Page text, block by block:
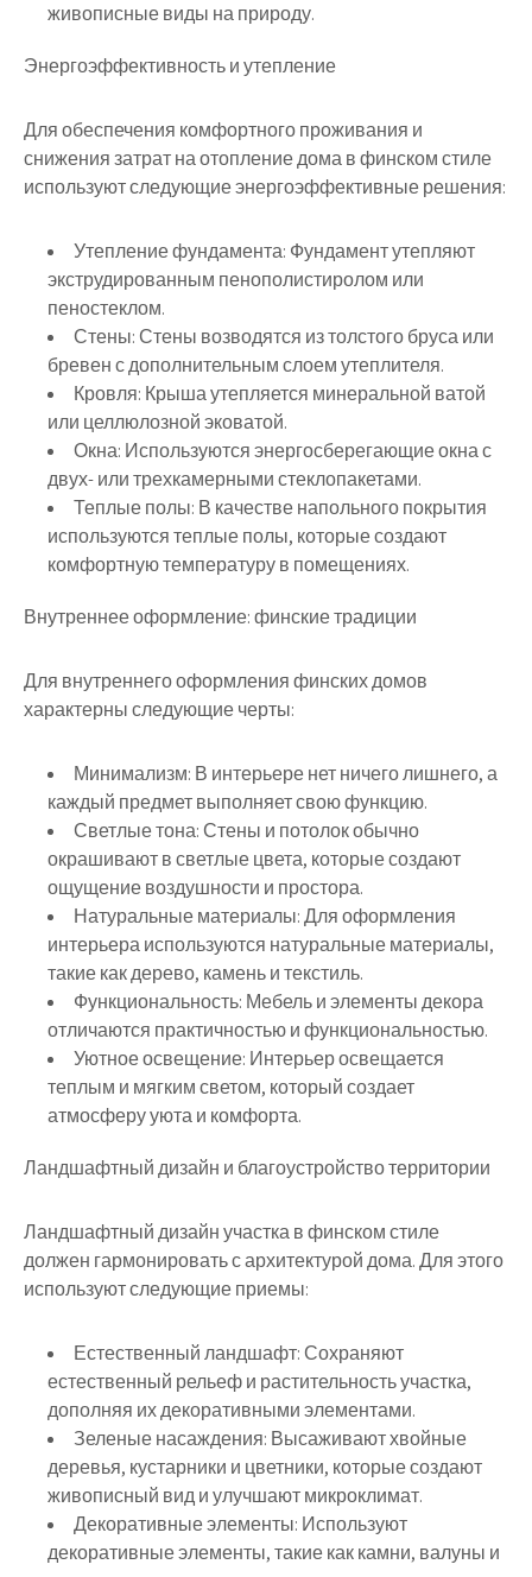
живописные виды на природу.
Энергоэффективность и утепление
Для обеспечения комфортного проживания и
снижения затрат на отопление дома в финском стиле
используют следующие энергоэффективные решения:
Утепление фундамента: Фундамент утепляют
экструдированным пенополистиролом или
пеностеклом.
Стены:Стены возводятся из толстого бруса или
бревен с дополнительным слоем утеплителя.
Кровля: Крыша утепляется минеральной ватой
или целлюлозной эковатой.
Окна: Используются энергосберегающие окна с
двух- или трехкамерными стеклопакетами.
Теплые полы: В качестве напольного покрытия
используются теплые полы, которые создают
комфортную температуру в помещениях.
Внутреннее оформление: финские традиции
Для внутреннего оформления финских домов
характерны следующие черты:
Минимализм: В интерьере нет ничего лишнего, а
каждый предмет выполняет свою функцию.
Светлые тона:Стены и потолок обычно
окрашивают в светлые цвета, которые создают
ощущение воздушности и простора.
Натуральные материалы:Для оформления
интерьера используются натуральные материалы,
такие как дерево, камень и текстиль.
Функциональность: Мебель и элементы декора
отличаются практичностью и функциональностью.
Уютное освещение: Интерьер освещается
теплым и мягким светом, который создает
атмосферу уюта и комфорта.
Ландшафтный дизайн и благоустройство территории
Ландшафтный дизайн участка в финском стиле
должен гармонировать с архитектурой дома. Для этого
используют следующие приемы:
Естественный ландшафт:Сохраняют
естественный рельеф и растительность участка,
дополняя их декоративными элементами.
Зеленые насаждения: Высаживают хвойные
деревья, кустарники и цветники, которые создают
живописный вид и улучшают микроклимат.
Декоративные элементы: Используют
декоративные элементы, такие как камни, валуны и